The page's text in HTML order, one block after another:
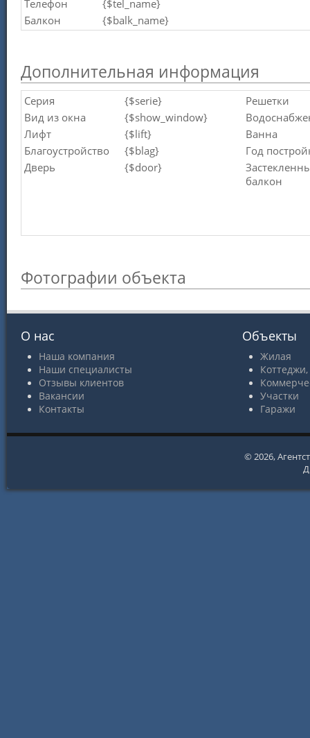
Телефон
{$tel_name}
Балкон
{$balk_name}
Дополнительная информация
Серия
{$serie}
Вид из окна
{$show_window}
Лифт
{$lift}
Благоустройство
{$blag}
Дверь
{$door}
Решетки
Ванна
Год
балкон
Фотографии объекта
О нас
Наша компания
Наши специалисты
Отзывы клиентов
Вакансии
Контакты
Объекты
Жилая
Участки
Гаражи
© 2026,